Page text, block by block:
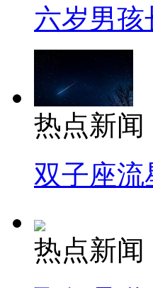
六岁男
热点新闻
双子座流
热点新闻